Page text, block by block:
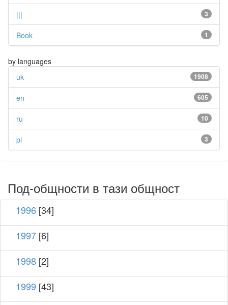
3
|||
1
Book
by languages
1908
uk
605
en
10
ru
3
pl
Под-общности в тази общност
1996 [34]
1997 [6]
1998 [2]
1999 [43]